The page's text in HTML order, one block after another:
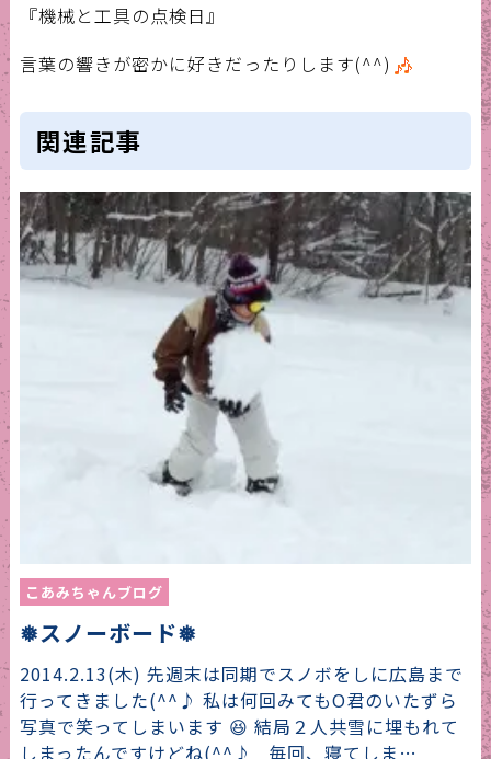
『機械と工具の点検日』
言葉の響きが密かに好きだったりします(^^)
関連記事
こあみちゃんブログ
❅スノーボード❅
2014.2.13(木) 先週末は同期でスノボをしに広島まで
行ってきました(^^♪ 私は何回みてもO君のいたずら
写真で笑ってしまいます 😆 結局２人共雪に埋もれて
しまったんですけどね(^^♪ 毎回、寝てしま…